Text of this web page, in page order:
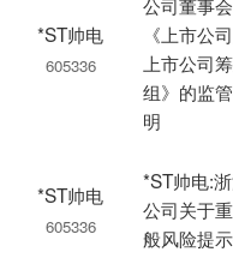
*ST帅电
605336
《上市公
上市公司
组》的监
明
*ST帅电
605336
*ST帅电:
公司关于
般风险提